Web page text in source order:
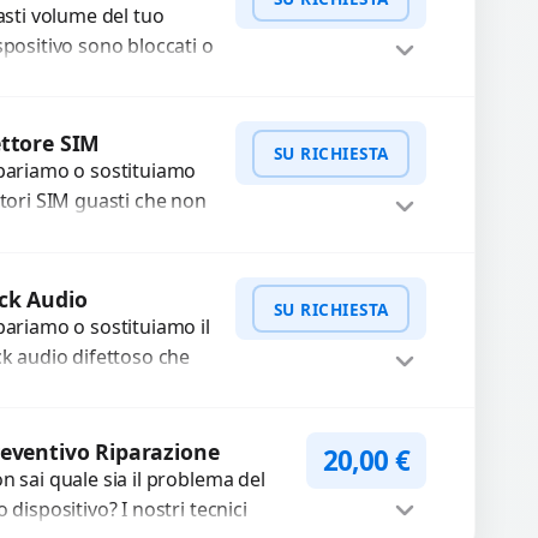
componenti
volume del tuo
sono bloccati o
con
WhatsApp
SIM
o sostituiamo
SIM guasti che non
ricambi testati
SU RICHIESTA
WhatsApp
Audio
o sostituiamo il
audio difettoso che
cuffie e
SU RICHIESTA
PreventivoRiparazione
sai quale sia il problema del
dispositivo? I nostri tecnici
20,00€